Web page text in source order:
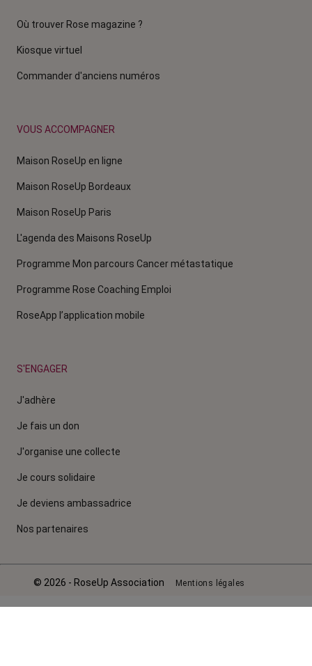
Où trouver Rose magazine ?
Kiosque virtuel
Commander d'anciens numéros
VOUS ACCOMPAGNER
Maison RoseUp en ligne
Maison RoseUp Bordeaux
Maison RoseUp Paris
L'agenda des Maisons RoseUp
Programme Mon parcours Cancer métastatique
Programme Rose Coaching Emploi
RoseApp l’application mobile
S'ENGAGER
J'adhère
Je fais un don
J'organise une collecte
Je cours solidaire
Je deviens ambassadrice
Nos partenaires
© 2026 - RoseUp Association Mentions légales